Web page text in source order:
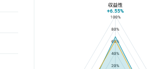
伊山ビルと大田区の平均値の総合評価の比較
100%
80%
60%
40%
20%
収益性
+6.55%